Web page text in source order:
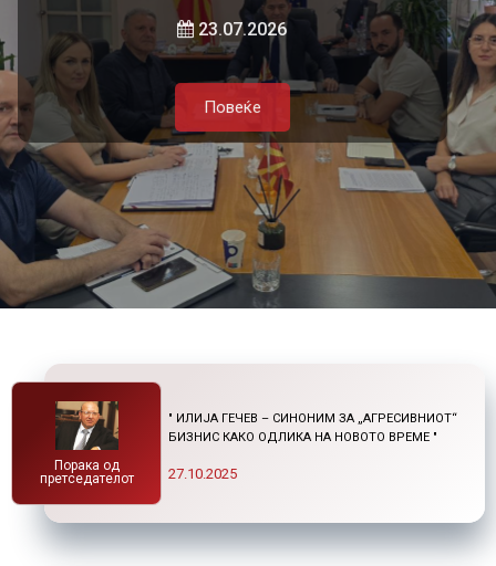
23.07.2026
Повеќе
и нетарифните бариери
21.07.2026
Повеќе
Повеќе
Порака од
претседателот
" ИЛИЈА ГЕЧЕВ – СИНОНИМ ЗА „АГРЕСИВНИОТ“
БИЗНИС КАКО ОДЛИКА НА НОВОТО ВРЕМЕ "
27.10.2025